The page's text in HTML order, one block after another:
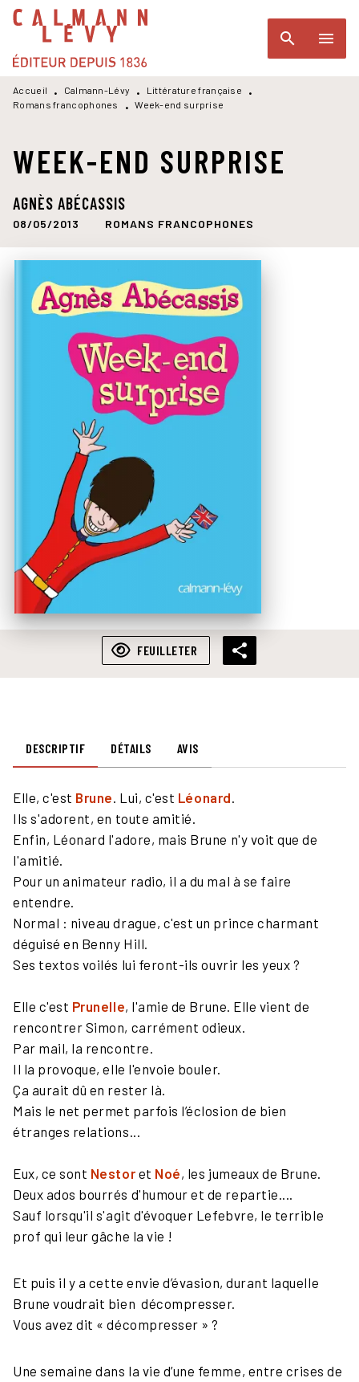
MENU RECHERCHE
PIED DE PAGE
search menu
Accueil • Calmann-Lévy • Littérature française
•
Romans francophones
• Week-end surprise
WEEK-END SURPRISE
AGNÈS ABÉCASSIS
08/05/2013 ROMANS FRANCOPHONES
FEUILLETER
DESCRIPTIF DÉTAILS AVIS
Elle, c'est Brune . Lui, c'est Léonard
Ils s'adorent, en toute amitié.
Enfin, Léonard l'adore, mais Brune n'y voit que de
l'amitié.
Pour un animateur radio, il a du mal à se faire
entendre.
Normal : niveau drague, c'est un prince charmant
déguisé en Benny Hill.
Ses textos voilés lui feront-ils ouvrir les yeux ?
Elle c'est Prunelle, l'amie de Brune. Elle vient de
rencontrer Simon, carrément odieux.
Par mail, la rencontre.
Il la provoque, elle l'envoie bouler.
Ça aurait dû en rester là.
Mais le net permet parfois l’éclosion de bien
étranges relations...
Eux, ce sont Nestor et Noé, les jumeaux de Brune.
Deux ados bourrés d'humour et de repartie....
Sauf lorsqu'il s'agit d'évoquer Lefebvre, le terrible
prof qui leur gâche la vie !
Et puis il y a cette envie d’évasion, durant laquelle
Brune voudrait bien décompresser.
Vous avez dit « décompresser » ?
Une semaine dans la vie d’une femme, entre crises de